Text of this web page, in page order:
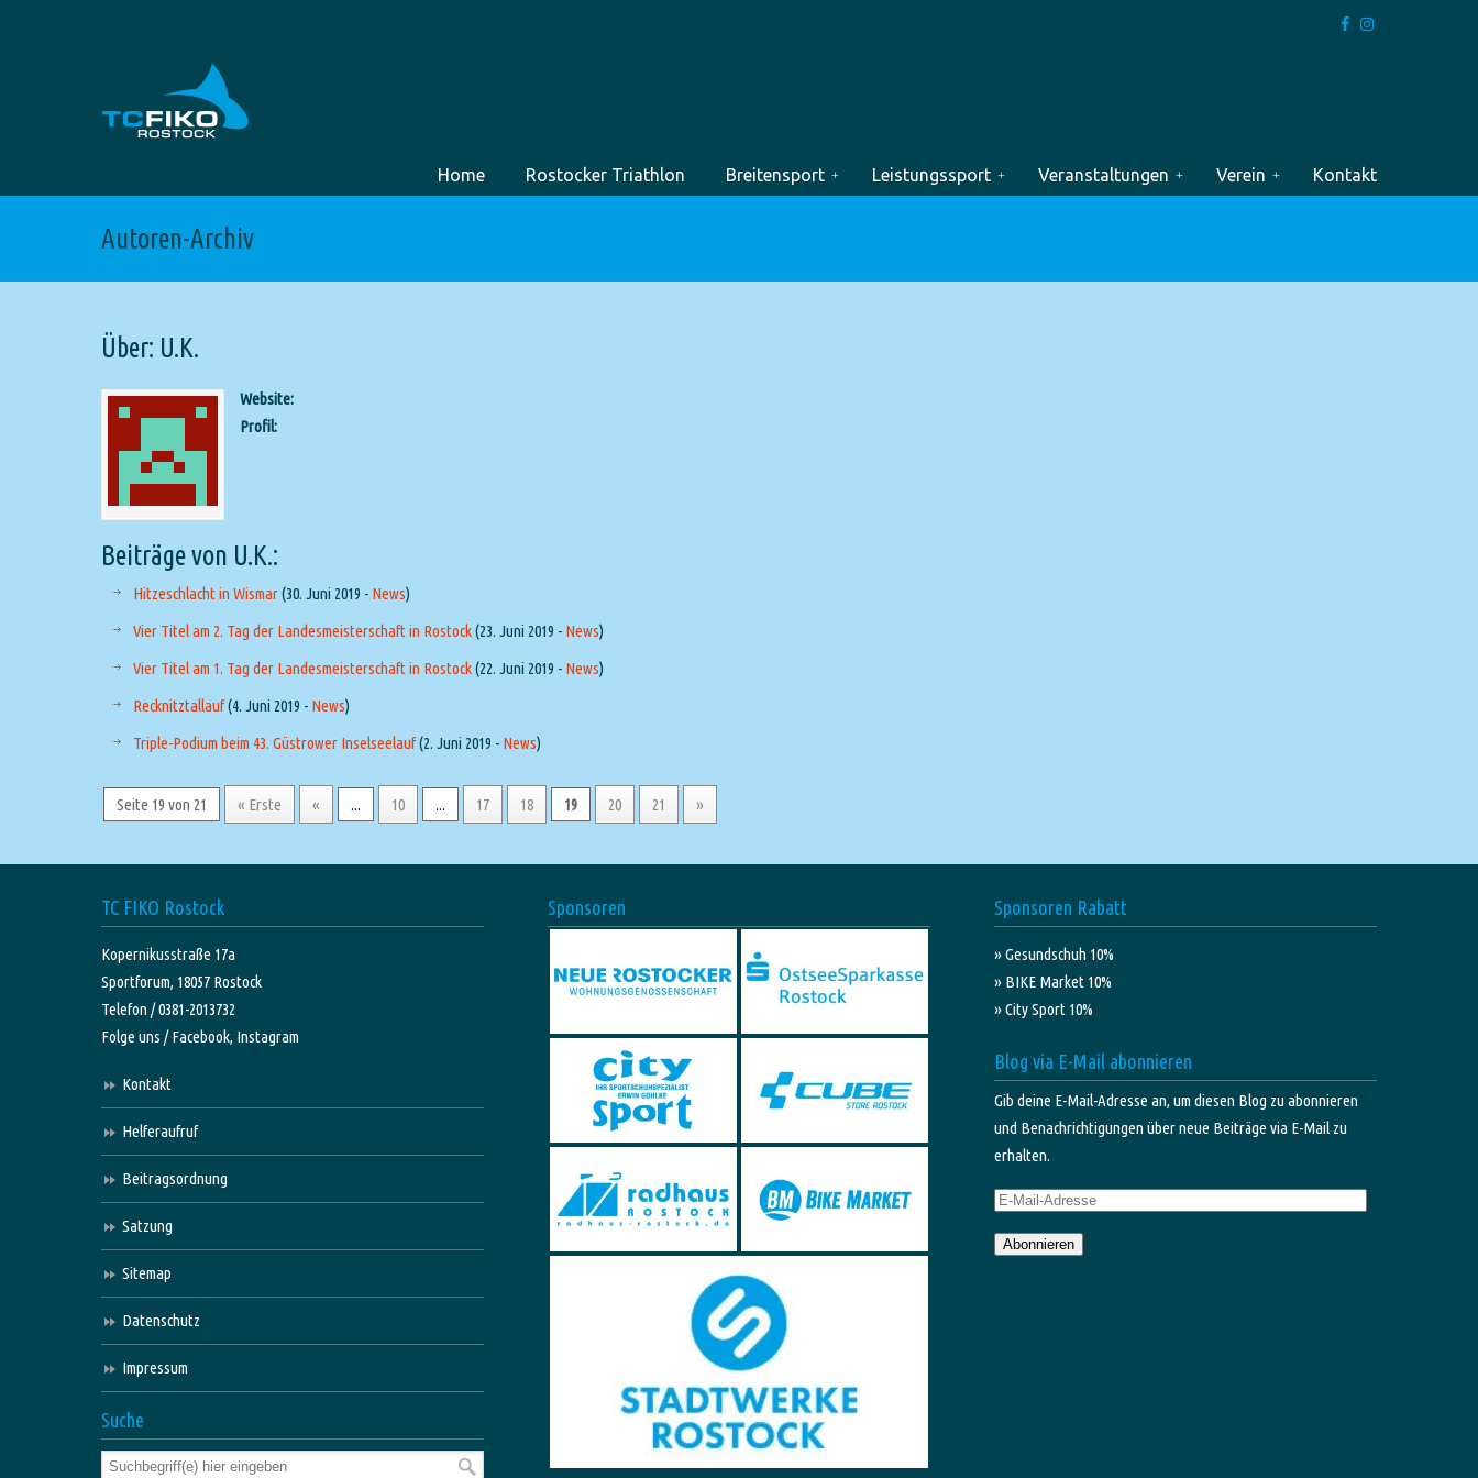
Home Rostocker Triathlon Breitensport Leistungssport Veranstaltungen Verein Kontakt
Autoren-Archiv
Über: U.K.
Website:
Profil:
Beiträge von U.K.:
Hitzeschlacht in Wismar(30. Juni 2019 - News)
Vier Titel am 2. Tag der Landesmeisterschaft in Rostock(23. Juni 2019 - News)
Vier Titel am 1. Tag der Landesmeisterschaft in Rostock(22. Juni 2019 - News)
Recknitztallauf(4. Juni 2019 - News)
Triple-Podium beim 43. Güstrower Inselseelauf(2. Juni 2019 - News)
Seite 19 von 21 « Erste « ... 10 ... 17 18 19 20 21 »
TC FIKO Rostock
Kopernikusstraße 17a
Sportforum, 18057 Rostock
Telefon / 0381-2013732
Folge uns /Facebook, Instagram
Kontakt
Helferaufruf
Beitragsordnung
Satzung
Sitemap
Datenschutz
Impressum
Suche
Sponsoren Sponsoren Rabatt
» Gesundschuh 10%
» BIKE Market 10%
» City Sport 10%
Blog via E-Mail abonnieren
Gib deine E-Mail-Adresse an, um diesen Blog zu abonnieren
und Benachrichtigungen über neue Beiträge via E-Mail zu
erhalten.
E-
Adresse
Abonnieren